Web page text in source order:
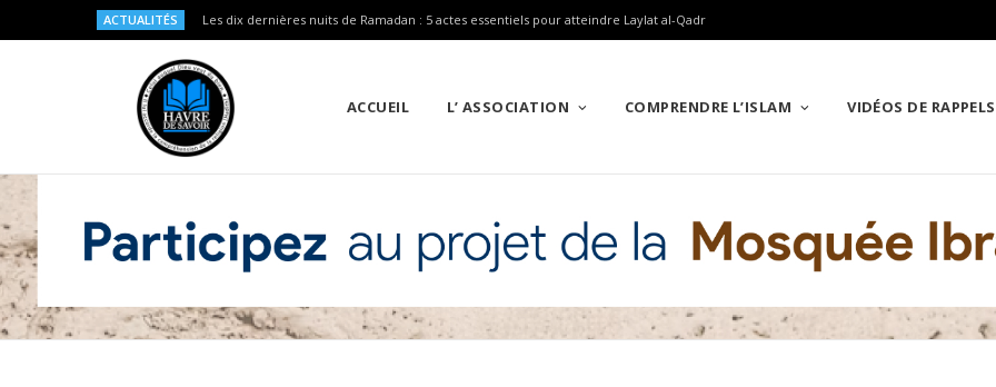
ACTUALITÉS Les dix dernières nuits de Ramadan : 5 actes essentiels pour atteindre Laylat al-Qadr
ACCUEIL L’ ASSOCIATION COMPRENDRE L’ISLAM VIDÉOS DE RAPPELS